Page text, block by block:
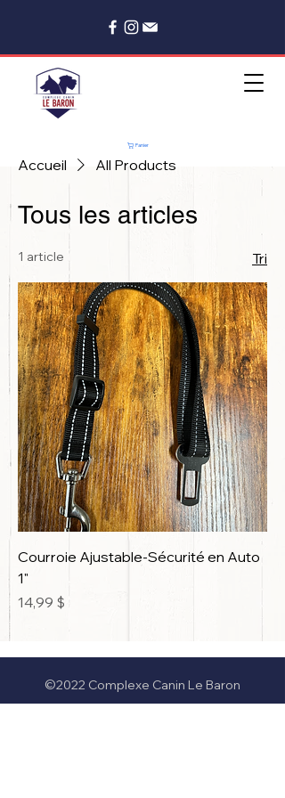
Panier
Accueil All Products
Tous les articles
1 article Tri
Courroie Ajustable-Sécurité en Auto
1"
Prix
14,99 $
©2022 Complexe Canin Le Baron